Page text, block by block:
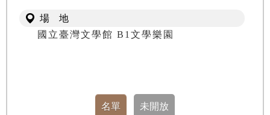
場 地
國立臺灣文學館 B1文學樂園